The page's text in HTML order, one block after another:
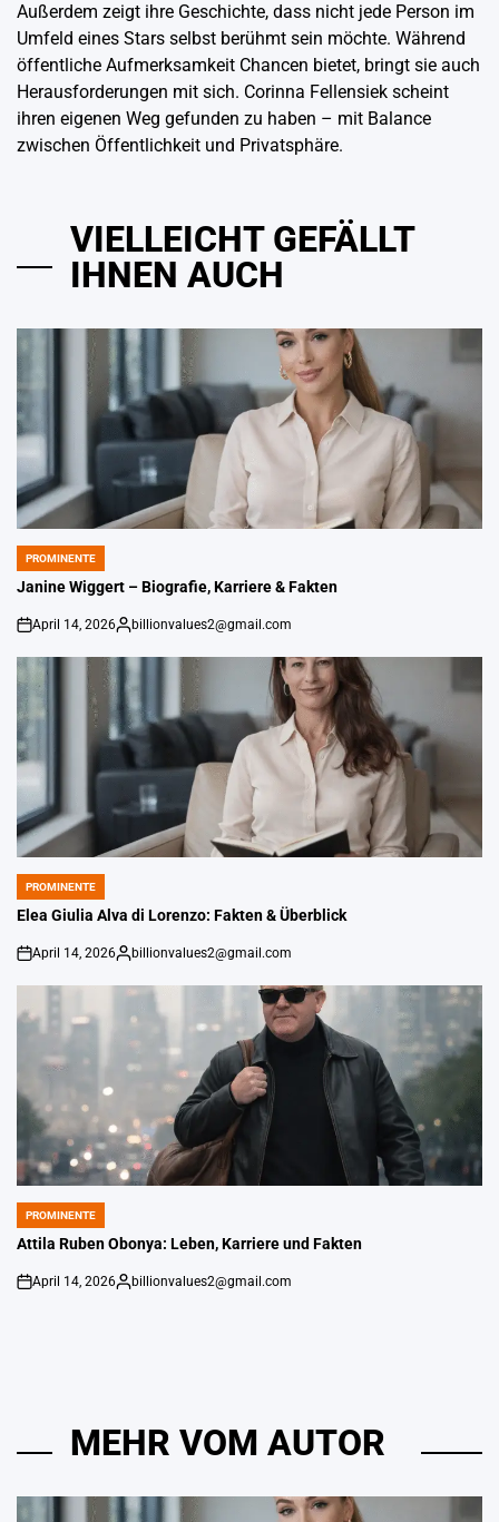
Außerdem zeigt ihre Geschichte, dass nicht jede Person im
Umfeld eines Stars selbst berühmt sein möchte. Während
öffentliche Aufmerksamkeit Chancen bietet, bringt sie auch
Herausforderungen mit sich. Corinna Fellensiek scheint
ihren eigenen Weg gefunden zu haben – mit Balance
zwischen Öffentlichkeit und Privatsphäre.
VIELLEICHT GEFÄLLT
IHNEN AUCH
POSTED
IN
PROMINENTE
Janine Wiggert – Biografie, Karriere & Fakten
An
April 14, 2026
Gepostet
billionvalues2@gmail.com
POSTED
IN
PROMINENTE
Elea Giulia Alva di Lorenzo: Fakten & Überblick
An
April 14, 2026
Gepostet
billionvalues2@gmail.com
POSTED
IN
PROMINENTE
Attila Ruben Obonya: Leben, Karriere und Fakten
An
April 14, 2026
Gepostet
billionvalues2@gmail.com
MEHR VOM AUTOR